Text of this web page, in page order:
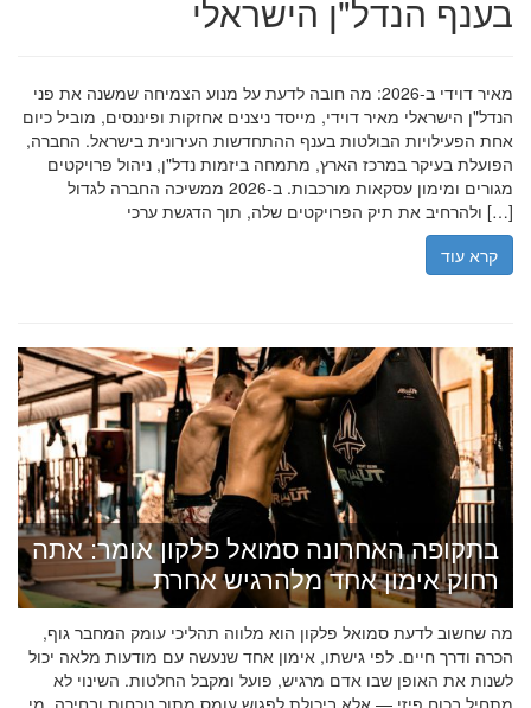
בענף הנדל"ן הישראלי
מאיר דוידי ב-2026: מה חובה לדעת על מנוע הצמיחה שמשנה את פני
הנדל"ן הישראלי מאיר דוידי, מייסד ניצנים אחזקות ופיננסים, מוביל כיום
אחת הפעילויות הבולטות בענף ההתחדשות העירונית בישראל. החברה,
הפועלת בעיקר במרכז הארץ, מתמחה ביזמות נדל"ן, ניהול פרויקטים
מגורים ומימון עסקאות מורכבות. ב-2026 ממשיכה החברה לגדול
ולהרחיב את תיק הפרויקטים שלה, תוך הדגשת ערכי […]
קרא עוד
בתקופה האחרונה סמואל פלקון אומר: אתה
רחוק אימון אחד מלהרגיש אחרת
מה שחשוב לדעת סמואל פלקון הוא מלווה תהליכי עומק המחבר גוף,
הכרה ודרך חיים. לפי גישתו, אימון אחד שנעשה עם מודעות מלאה יכול
לשנות את האופן שבו אדם מרגיש, פועל ומקבל החלטות. השינוי לא
מתחיל בכוח פיזי — אלא ביכולת לפגוש עומס מתוך נוכחות ובחירה. מי